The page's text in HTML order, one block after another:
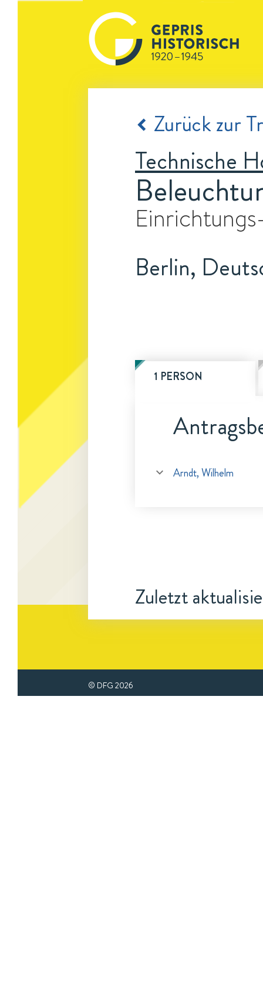
Zurück zur
Technische
Berlin,
1 PERSON
Arndt, Wilhelm
Zuletzt
© DFG 2026